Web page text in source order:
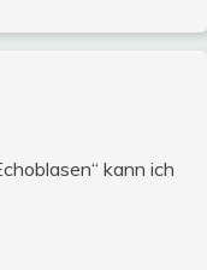
kann ich